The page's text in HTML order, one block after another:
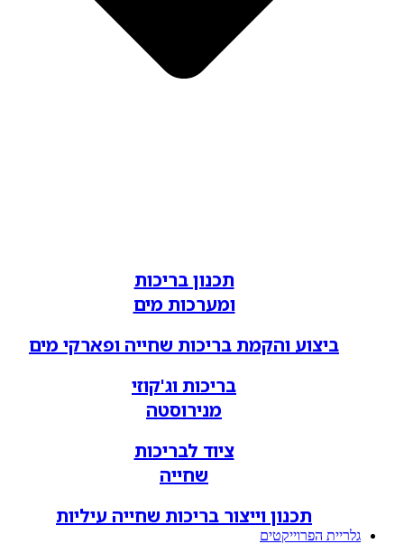
תכנון בריכות
ומערכות מים
ביצוע והקמת בריכות שחייה ופארקי מים
בריכות וג'קוזי
מנירוסטה
ציוד לבריכות
שחייה
תכנון וייצור בריכות שחייה עיליות
גלריית הפרוייקטים